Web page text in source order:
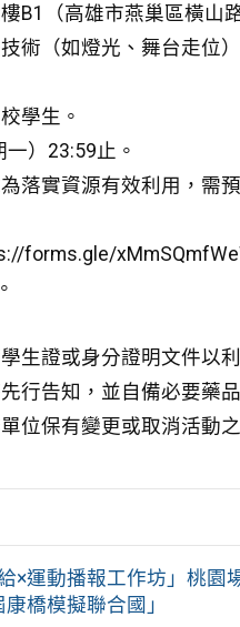
B1（高雄市燕巢區橫山
術（如燈光、舞台走位
學生。
）23:59止。
落實資源有效利用，需
forms.gle/
生證或身分證明文件以
行告知，並自備必要藥品
位保有變更或取消活動
×運動播報工作坊」桃園
橋模擬聯合國」